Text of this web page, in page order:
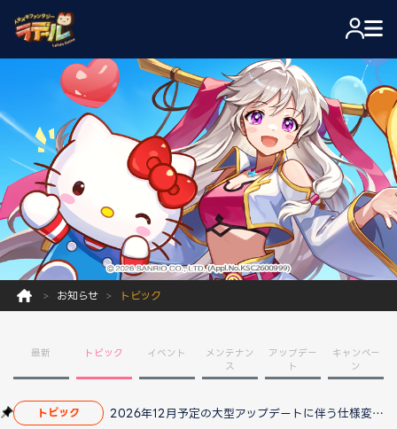
お知らせ トピック
最新 トピック イベント
メンテナン
ス
アップデー
ト
キャンペー
ン
トピック 2026年12月予定の大型アップデートに伴う仕様変更のお知らせ